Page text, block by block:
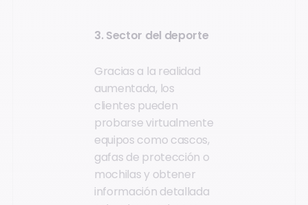
3. Sector del deporte
Gracias a la realidad
aumentada, los
clientes pueden
probarse virtualmente
equipos como cascos,
gafas de protección o
mochilas y obtener
información detallada